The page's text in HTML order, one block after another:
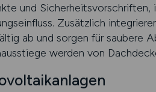
und Sicherheitsvorschriften,
Zusätzlich
ab und sorgen für saubere
werden von